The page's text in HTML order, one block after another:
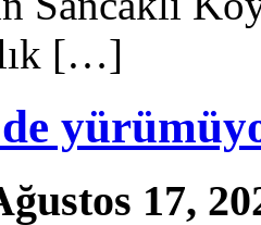
[…]
17,